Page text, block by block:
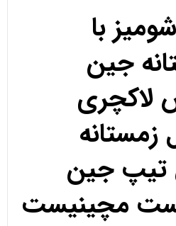
با
جین
لاکچری
تیپ جین
مچینیست